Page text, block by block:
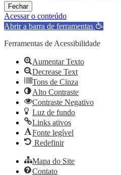
Fechar
Acessar o conteúdo
Abrir a barra de ferramentas
Ferramentas de Acessibilidade
Aumentar Texto
Decrease Text
Tons de Cinza
Alto Contraste
Contraste Negativo
Luz de fundo
Links ativos
Fonte legível
Redefinir
Mapa do Site
Contato